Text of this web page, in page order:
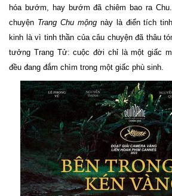
hóa bướm, hay bướm đã chiêm bao ra
chuyện Trang Chu mộngnày là điển tích
kinh là vì tinh thần của câu chuyện đã thâu
tưởng Trang Tử: cuộc đời chỉ là một giấc
đều đang đắm chìm trong một giấc phù sinh.